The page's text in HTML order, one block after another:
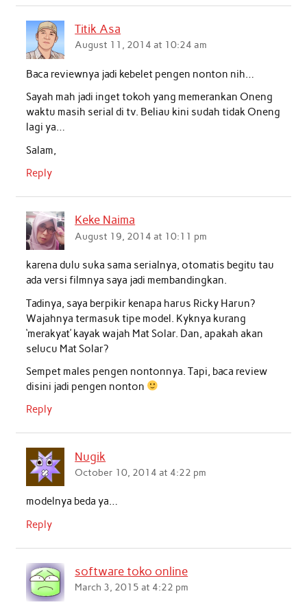
o
o
k
A
p
d
n
Titik Asa
August 11, 2014 at 10:24 am
Baca reviewnya jadi kebelet pengen nonton nih…
Sayah mah jadi inget tokoh yang memerankan Oneng
waktu masih serial di tv. Beliau kini sudah tidak Oneng
lagi ya…
Salam,
Reply
Keke Naima
August 19, 2014 at 10:11 pm
karena dulu suka sama serialnya, otomatis begitu tau
ada versi filmnya saya jadi membandingkan.
Tadinya, saya berpikir kenapa harus Ricky Harun?
Wajahnya termasuk tipe model. Kyknya kurang
‘merakyat’ kayak wajah Mat Solar. Dan, apakah akan
selucu Mat Solar?
Sempet males pengen nontonnya. Tapi, baca review
disini jadi pengen nonton
Reply
Nugik
October 10, 2014 at 4:22 pm
modelnya beda ya…
Reply
software toko online
March 3, 2015 at 4:22 pm